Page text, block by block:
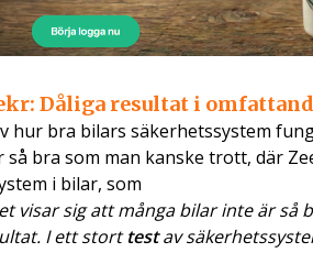
Dåliga resultat i
hur bra bilars säkerhetssystem
så bra som man kanske trott, där
i bilar, som
visar sig att många bilar inte är
I ett storttestav